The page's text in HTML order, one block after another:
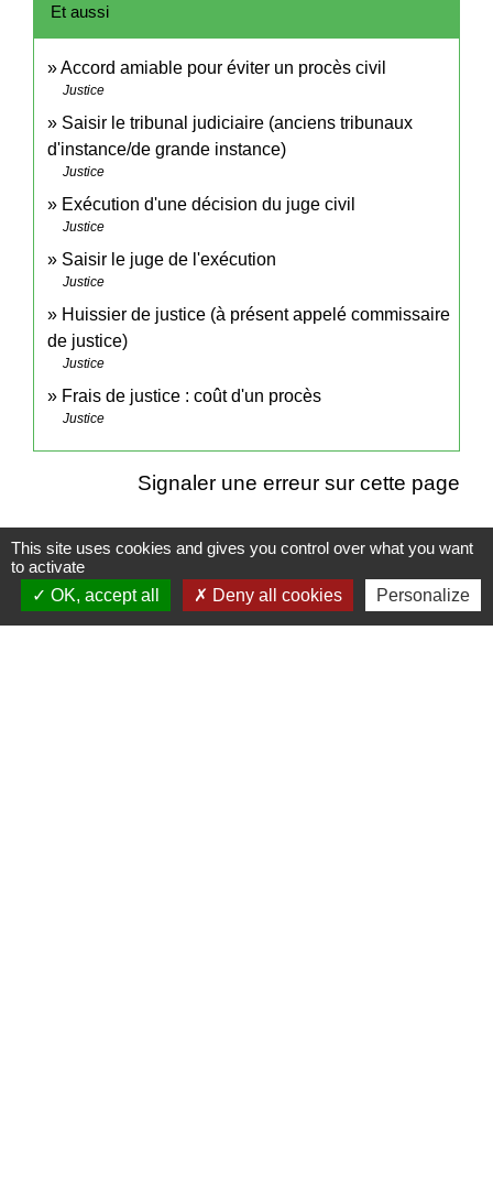
Et aussi
Accord amiable pour éviter un procès civil
Justice
Saisir le tribunal judiciaire (anciens tribunaux
d'instance/de grande instance)
Justice
Exécution d'une décision du juge civil
Justice
Saisir le juge de l'exécution
Justice
Huissier de justice (à présent appelé commissaire
de justice)
Justice
Frais de justice : coût d'un procès
Justice
Signaler une erreur sur cette page
Contactez votre mairie
This site uses cookies and gives you control over what you want
to activate
OK, accept all
Deny all cookies Personalize